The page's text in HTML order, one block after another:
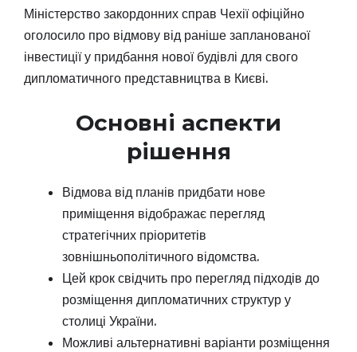
Міністерство закордонних справ Чехії офіційно
оголосило про відмову від раніше запланованої
інвестиції у придбання нової будівлі для свого
дипломатичного представництва в Києві.
Основні аспекти
рішення
Відмова від планів придбати нове
приміщення відображає перегляд
стратегічних пріоритетів
зовнішньополітичного відомства.
Цей крок свідчить про перегляд підходів до
розміщення дипломатичних структур у
столиці України.
Можливі альтернативні варіанти розміщення